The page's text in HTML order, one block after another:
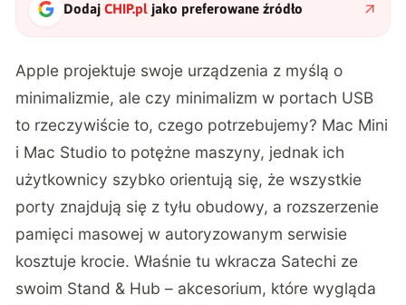
DodajCHIP.pl jako preferowane źródło
Apple projektuje swoje urządzenia z myślą o
minimalizmie, ale czy minimalizm w portach USB
to rzeczywiście to, czego potrzebujemy? Mac Mini
i Mac Studio to potężne maszyny, jednak ich
użytkownicy szybko orientują się, że wszystkie
porty znajdują się z tyłu obudowy, a rozszerzenie
pamięci masowej w autoryzowanym serwisie
kosztuje krocie. Właśnie tu wkracza Satechi ze
swoim Stand & Hub – akcesorium, które wygląda